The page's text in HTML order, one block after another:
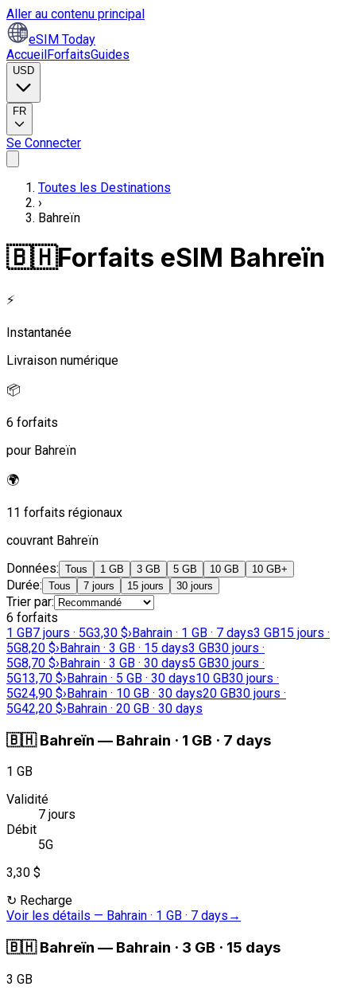
Aller au contenu principal
eSIM Today
AccueilForfaitsGuides
USD
FR
Se Connecter
Toutes les Destinations
›
Bahreïn
🇧🇭Forfaits eSIM Bahreïn
⚡
Instantanée
Livraison numérique
📦
6 forfaits
pour Bahreïn
🌍
11 forfaits régionaux
couvrant Bahreïn
Données: Tous 1 GB 3 GB 5 GB 10 GB 10 GB+
Durée: Tous 7 jours 15 jours 30 jours
Trier par:
6 forfaits
1 GB7 jours · 5G3,30 $›Bahrain · 1 GB · 7 days3 GB15 jours ·
5G8,20 $›Bahrain · 3 GB · 15 days3 GB30 jours ·
5G8,70 $›Bahrain · 3 GB · 30 days5 GB30 jours ·
5G13,70 $›Bahrain · 5 GB · 30 days10 GB30 jours ·
5G24,90 $›Bahrain · 10 GB · 30 days20 GB30 jours ·
5G42,20 $›Bahrain · 20 GB · 30 days
🇧🇭 Bahreïn — Bahrain · 1 GB · 7 days
1 GB
Validité
7 jours
Débit
5G
3,30 $
↻ Recharge
Voir les détails — Bahrain · 1 GB · 7 days →
🇧🇭 Bahreïn — Bahrain · 3 GB · 15 days
3 GB